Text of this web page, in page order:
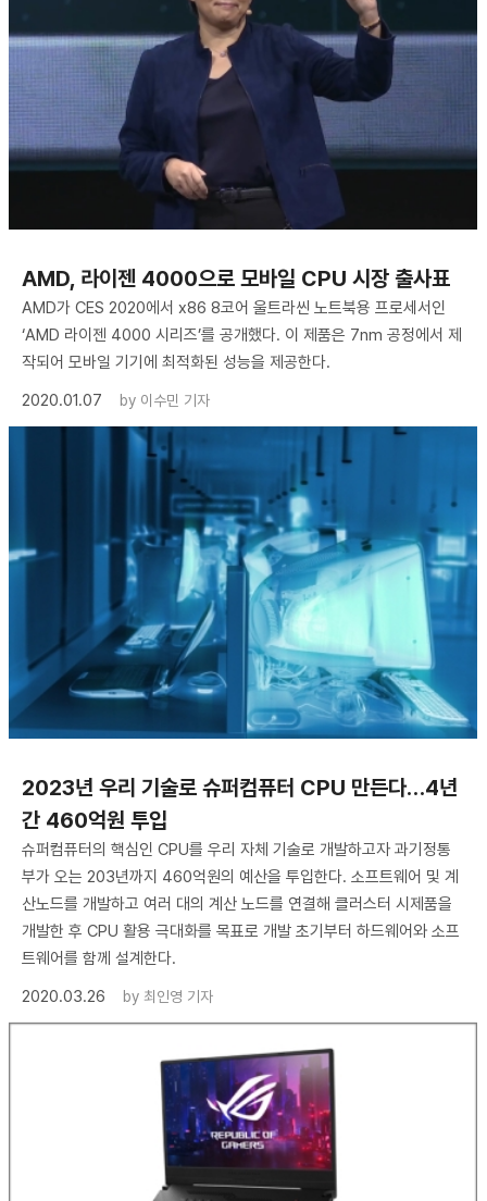
AMD, 라이젠 4000으로 모바일 CPU 시장 출사표
AMD가 CES 2020에서 x86 8코어 울트라씬 노트북용 프로세서인
‘AMD 라이젠 4000 시리즈’를 공개했다. 이 제품은 7nm 공정에서 제
작되어 모바일 기기에 최적화된 성능을 제공한다.
2020.01.07
by 이수민 기자
2023년 우리 기술로 슈퍼컴퓨터 CPU 만든다…4년
간 460억원 투입
슈퍼컴퓨터의 핵심인 CPU를 우리 자체 기술로 개발하고자 과기정통
부가 오는 203년까지 460억원의 예산을 투입한다. 소프트웨어 및 계
산노드를 개발하고 여러 대의 계산 노드를 연결해 클러스터 시제품을
개발한 후 CPU 활용 극대화를 목표로 개발 초기부터 하드웨어와 소프
트웨어를 함께 설계한다.
2020.03.26
by 최인영 기자